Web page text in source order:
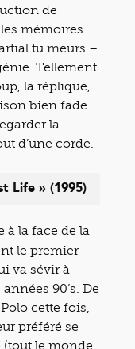
de
mémoires.
tu meurs –
Tellement
la réplique,
bien fade.
la
d’une corde.
Life » (1995)
à la face de la
le premier
va sévir à
90’s. De
cette fois,
préféré se
le monde